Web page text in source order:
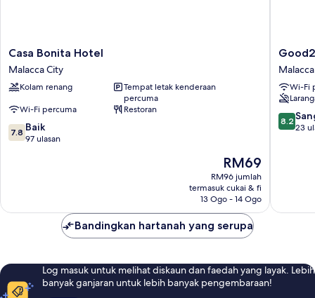
Casa
Bonita
Hotel
Malacca
Casa Bonita Hotel
Malacca City
Kolam renang
Tempat letak kenderaan
percuma
Wi-Fi percuma
Restoran
7.8
daripada
7.8 Baik
97 ulasan
Harga
ialah
RM69
RM69
RM96 jumlah
termasuk cukai & fi
13 Ogo - 14 Ogo
Hotel
Malacca
CityWi-Fi
8.2
8.2
23
Bandingkan hartanah yang serupa
Log masuk untuk melihat diskaun dan faedah yang layak. Lebih
banyak ganjaran untuk lebih banyak pengembaraan!